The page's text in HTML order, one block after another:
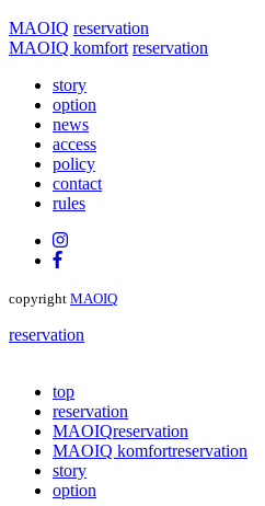
MAOIQ reservation
MAOIQ komfort reservation
story
option
news
access
policy
contact
rules
copyright MAOIQ
reservation
top
reservation
MAOIQreservation
MAOIQ komfortreservation
story
option